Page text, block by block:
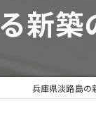
サー
新築
兵庫県淡路島の